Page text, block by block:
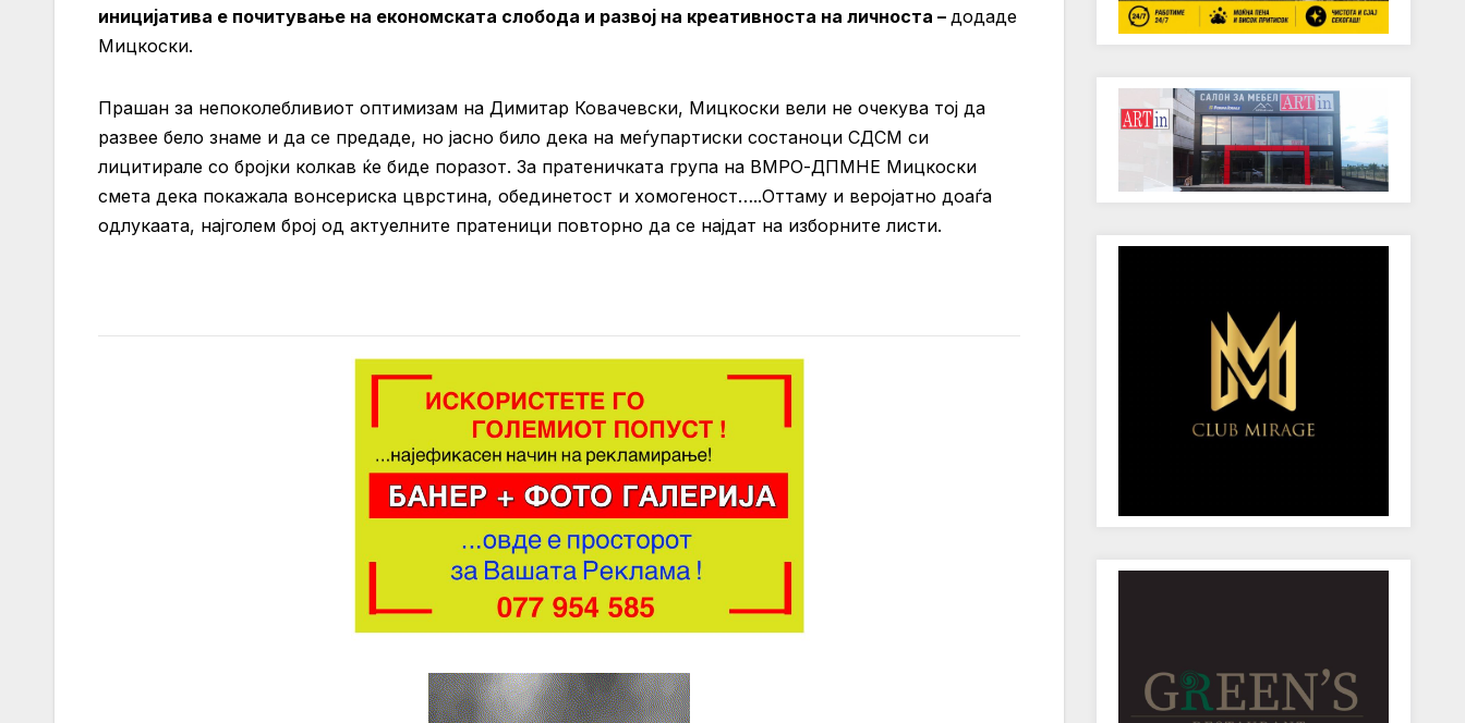
иницијатива е почитување на економската слобода и развој на креативноста на личноста – додаде
Мицкоски.
Прашан за непоколебливиот оптимизам на Димитар Ковачевски, Мицкоски вели не очекува тој да
развее бело знаме и да се предаде, но јасно било дека на меѓупартиски состаноци СДСМ си
лицитирале со бројки колкав ќе биде поразот. За пратеничката група на ВМРО-ДПМНЕ Мицкоски
смета дека покажала вонсериска цврстина, обединетост и хомогеност…..Оттаму и веројатно доаѓа
одлукаата, најголем број од актуелните пратеници повторно да се најдат на изборните листи.